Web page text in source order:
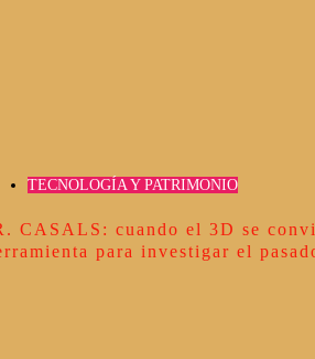
TECNOLOGÍA Y PATRIMONIO
CASALS: cuando el 3D se
para investigar el